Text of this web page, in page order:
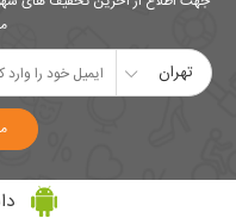
تهران